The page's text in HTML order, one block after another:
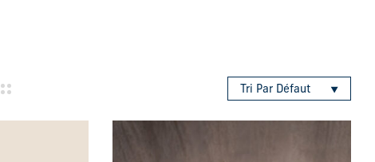
Tri Par Défaut